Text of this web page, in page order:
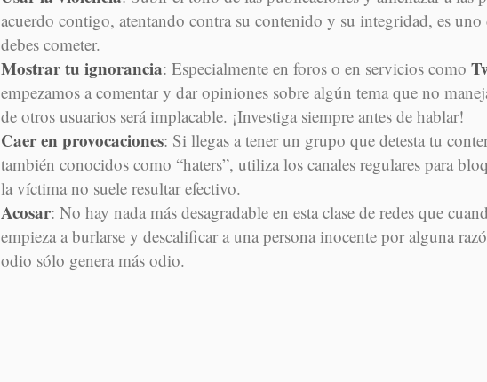
acuerdo contigo, atentando contra su contenido y su integridad, es uno
debes cometer.
Mostrar tu ignorancia: Especialmente en foros o en servicios como
empezamos a comentar y dar opiniones sobre algún tema que no
de otros usuarios será implacable. ¡Investiga siempre antes de hablar!
Caer en provocaciones: Si llegas a tener un grupo que detesta tu
también conocidos como “haters”, utiliza los canales regulares para
la víctima no suele resultar efectivo.
Acosar: No hay nada más desagradable en esta clase de redes que
empieza a burlarse y descalificar a una persona inocente por alguna
odio sólo genera más odio.